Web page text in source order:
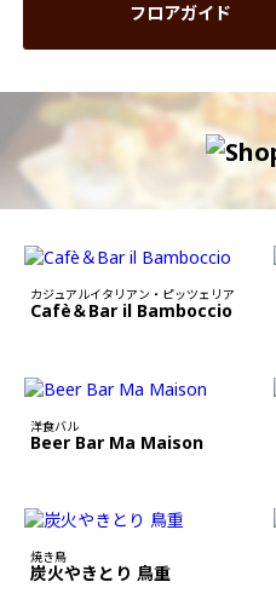
フロアガイド
カジュアルイタリアン・ピッツェリア
Cafè＆Bar il Bamboccio
洋食バル
Beer Bar Ma Maison
焼き鳥
炭火やきとり 鳥重